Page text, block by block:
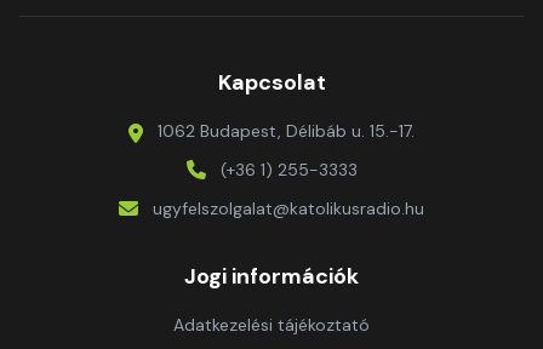
Kapcsolat
1062 Budapest, Délibáb u. 15.-17.
(+36 1) 255-3333
ugyfelszolgalat@katolikusradio.hu
Jogi információk
Adatkezelési tájékoztató